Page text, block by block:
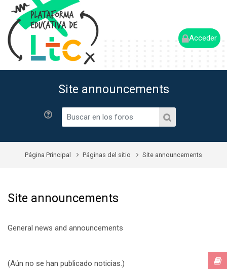
Acceder
Site announcements
Buscar en los foros
Buscar en los
Página Principal Páginas del sitio Site announcements
Site announcements
General news and announcements
(Aún no se han publicado noticias.)